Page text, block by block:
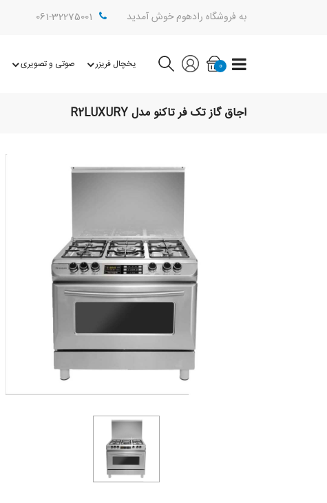
به فروشگاه رادهوم خوش آمدید 061-32275001
یخچال فریزر صوتی و تصویری 0
اجاق گاز تک فر تاکنو مدل R2LUXURY